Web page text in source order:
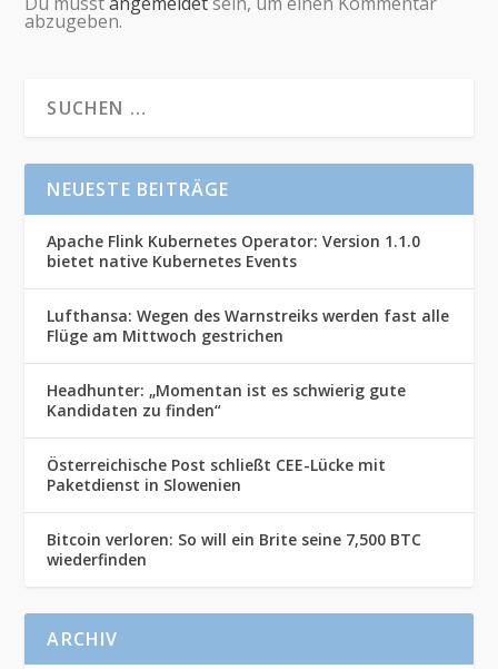
abzugeben.
NEUESTE BEITRÄGE
Apache Flink Kubernetes Operator: Version 1.1.0
bietet native Kubernetes Events
Lufthansa: Wegen des Warnstreiks werden fast alle
Flüge am Mittwoch gestrichen
Headhunter: „Momentan ist es schwierig gute
Kandidaten zu finden“
Österreichische Post schließt CEE-Lücke mit
Paketdienst in Slowenien
Bitcoin verloren: So will ein Brite seine 7,500 BTC
wiederfinden
ARCHIV